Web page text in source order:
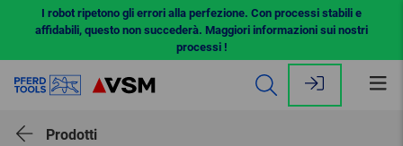
I robot ripetono gli errori alla perfezione. Con processi stabili e
affidabili, questo non succederà. Maggiori informazioni sui nostri
processi !
Prodotti